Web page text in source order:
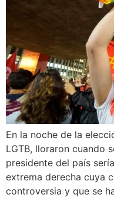
En la noche de la
LGTB, lloraron cuando
presidente del país
extrema derecha cuya
controversia y que se